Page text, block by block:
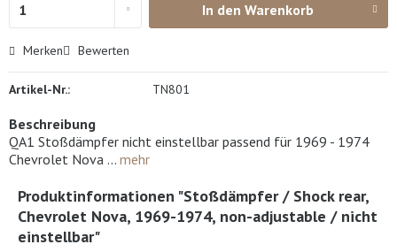
In den Warenkorb
Merken Bewerten
Artikel-Nr.: TN801
Beschreibung
QA1 Stoßdämpfer nicht einstellbar passend für 1969 - 1974
Chevrolet Nova ... mehr
Produktinformationen "Stoßdämpfer / Shock rear,
Chevrolet Nova, 1969-1974, non-adjustable / nicht
einstellbar"